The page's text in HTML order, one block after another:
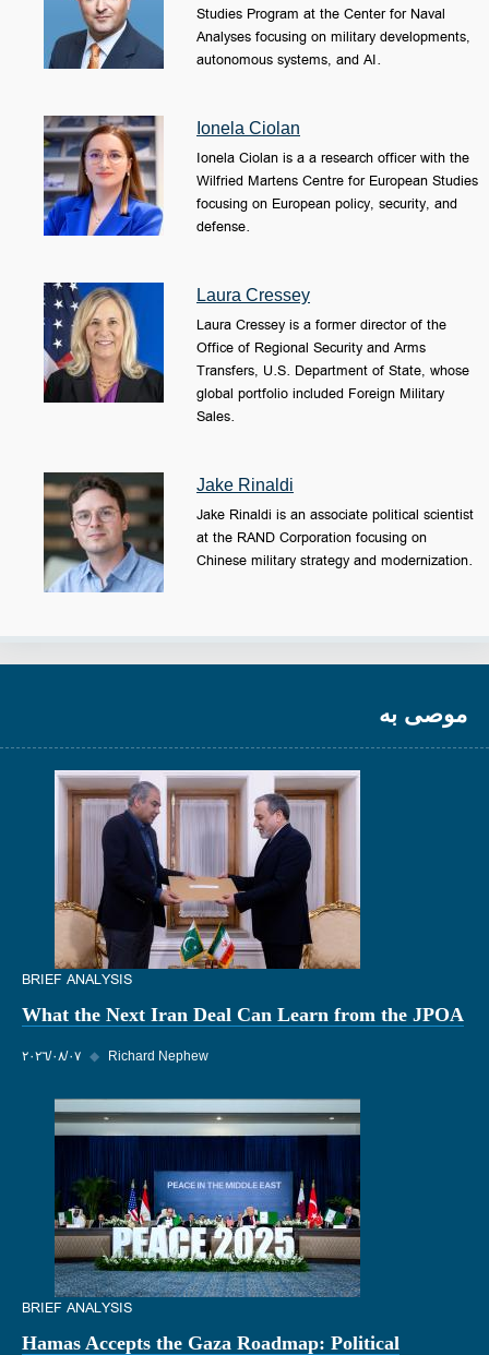
Studies Program at the Center for Naval
Analyses focusing on military developments,
autonomous systems, and AI.
Ionela Ciolan
Ionela Ciolan is a a research officer with the
Wilfried Martens Centre for European Studies
focusing on European policy, security, and
defense.
Laura Cressey
Laura Cressey is a former director of the
Office of Regional Security and Arms
Transfers, U.S. Department of State, whose
global portfolio included Foreign Military
Sales.
Jake Rinaldi
Jake Rinaldi is an associate political scientist
at the RAND Corporation focusing on
Chinese military strategy and modernization.
موصى به
BRIEF ANALYSIS
What the Next Iran Deal Can Learn from the JPOA
٠٧‏/٠٨‏/٢٠٢٦ ◆ Richard Nephew
BRIEF ANALYSIS
Hamas Accepts the Gaza Roadmap: Political